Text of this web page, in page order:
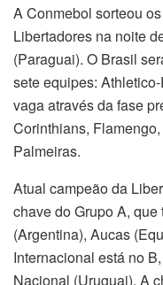
A Conmebol sorteou
Libertadores na noite
(Paraguai). O Brasil
sete equipes:
vaga através da fase
Corinthians,
Palmeiras.
Atual campeão da
chave do Grupo A,
(Argentina), Aucas
Internacional está no
Nacional (Uruguai). A